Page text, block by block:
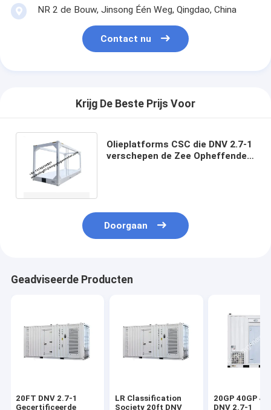
NR 2 de Bouw, Jinsong Één Weg, Qingdao, China
Contact nu
Krijg De Beste Prijs Voor
Olieplatforms CSC die DNV 2.7-1
verschepen de Zee Opheffende
Doorgaan
Geadviseerde Producten
20FT DNV 2.7-1
Gecertificeerde
LR Classification
Society 20ft DNV
20GP 40GP
DNV 2.7-1